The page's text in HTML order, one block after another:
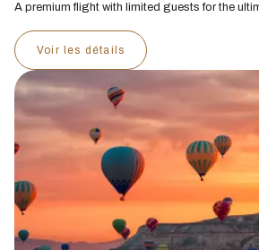
A premium flight with limited guests for the
Voir les détails